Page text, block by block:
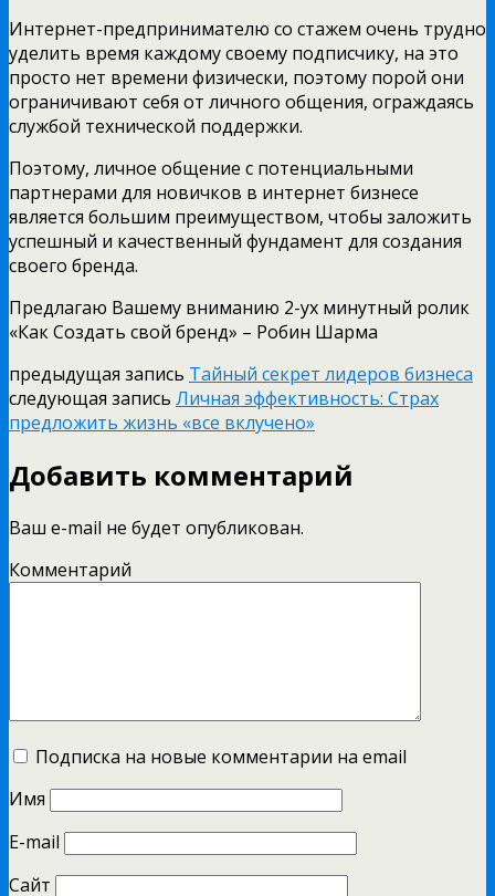
Интернет-предпринимателю со стажем очень трудно
уделить время каждому своему подписчику, на это
просто нет времени физически, поэтому порой они
ограничивают себя от личного общения, ограждаясь
службой технической поддержки.
Поэтому, личное общение с потенциальными
партнерами для новичков в интернет бизнесе
является большим преимуществом, чтобы заложить
успешный и качественный фундамент для создания
своего бренда.
Предлагаю Вашему вниманию 2-ух минутный ролик
«Как Создать свой бренд» – Робин Шарма
предыдущая запись Тайный секрет лидеров бизнеса
следующая запись Личная эффективность: Страх
предложить жизнь «все вклучено»
Добавить комментарий
Ваш e-mail не будет опубликован.
Комментарий
Подписка на новые комментарии на email
Имя
E-mail
Сайт